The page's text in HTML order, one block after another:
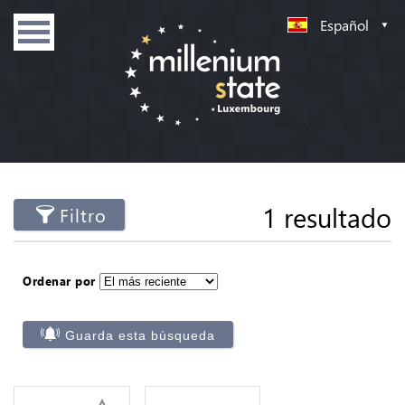
Español
Filtro 1 resultado
Ordenar por
Guarda esta búsqueda